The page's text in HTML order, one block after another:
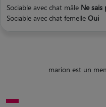
Sociable avec chat mâle Ne sais
Sociable avec chat femelle Oui
marion est un